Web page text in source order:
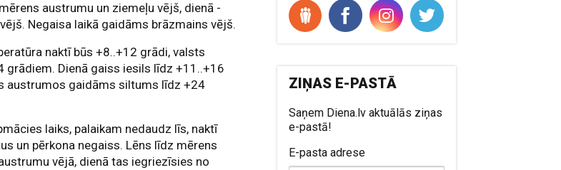
austrumu un ziemeļu vējš, dienā -
Negaisa laikā gaidāms brāzmains vējš.
naktī būs +8..+12 grādi, valsts
grādiem. Dienā gaiss iesils līdz +11..+16
austrumos gaidāms siltums līdz +24
laiks, palaikam nedaudz līs, naktī
un pērkona negaiss. Lēns līdz mērens
vējā, dienā tas iegriezīsies no
ZIŅAS E-PASTĀ
Saņem Diena.lv aktuālās ziņas
e-pastā!
E-pasta adrese